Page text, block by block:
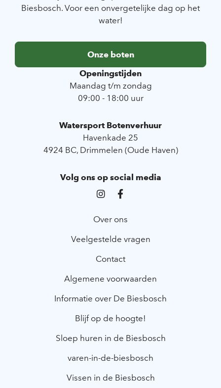
Biesbosch. Voor een onvergetelijke dag op het
water!
Onze boten
Openingstijden
Maandag t/m zondag
09:00 - 18:00 uur
Watersport Botenverhuur
Havenkade 25
4924 BC, Drimmelen (Oude Haven)
Volg ons op social media
Over ons
Veelgestelde vragen
Contact
Algemene voorwaarden
Informatie over De Biesbosch
Blijf op de hoogte!
Sloep huren in de Biesbosch
varen-in-de-biesbosch
Vissen in de Biesbosch